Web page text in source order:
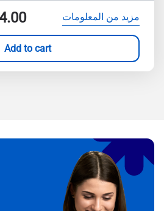
مزيد من المعلومات
Add to cart